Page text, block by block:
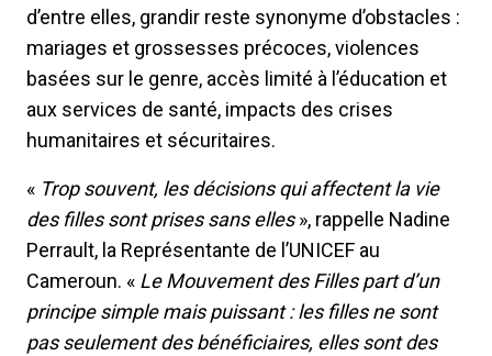
d’entre elles, grandir reste synonyme d’obstacles :
mariages et grossesses précoces, violences
basées sur le genre, accès limité à l’éducation et
aux services de santé, impacts des crises
humanitaires et sécuritaires.
« Trop souvent, les décisions qui affectent la vie
des filles sont prises sans elles», rappelle Nadine
Perrault, la Représentante de l’UNICEF au
Cameroun. « Le Mouvement des Filles part d’un
principe simple mais puissant : les filles ne sont
pas seulement des bénéficiaires, elles sont des